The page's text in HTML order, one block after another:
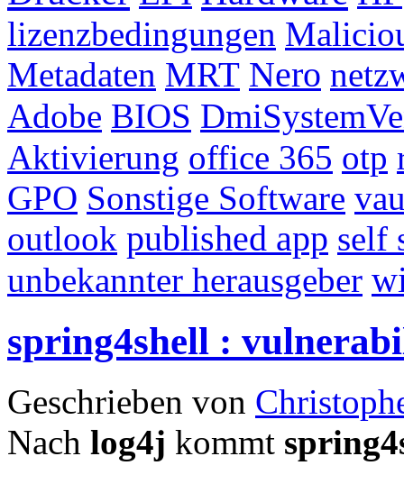
lizenzbedingungen
Metadaten MRT Nero
Adobe BIOS
Aktivierung office 365 otp
GPO Sonstige Software
outlook published app self
unbekannter herausgeber
spring4shell :
Geschrieben von
Nach log4j kommt